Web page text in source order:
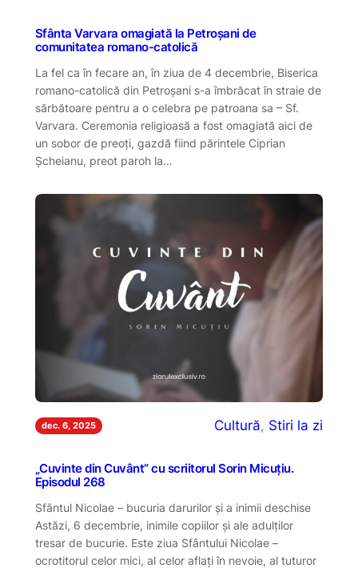
Sfânta Varvara omagiată la Petroșani de
comunitatea romano-catolică
La fel ca în fecare an, în ziua de 4 decembrie, Biserica
romano-catolică din Petroșani s-a îmbrăcat în straie de
sărbătoare pentru a o celebra pe patroana sa – Sf.
Varvara. Ceremonia religioasă a fost omagiată aici de
un sobor de preoți, gazdă fiind părintele Ciprian
Șcheianu, preot paroh la…
dec. 6, 2025 Cultură, Stiri la zi
„Cuvinte din Cuvânt” cu scriitorul Sorin Micuțiu.
Episodul 268
Sfântul Nicolae – bucuria darurilor și a inimii deschise
Astăzi, 6 decembrie, inimile copiilor și ale adulților
tresar de bucurie. Este ziua Sfântului Nicolae –
ocrotitorul celor mici, al celor aflați în nevoie, al tuturor